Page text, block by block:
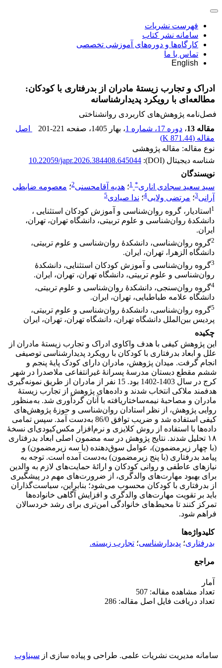
فهرست نشریات
سامانه نشر کتاب
کارگاه‌ها و دوره‌های آموزشی تخصصی
تماس با ما
English
ادراک و تجارب زیستۀ مادران از بدرفتاری با کودکان:
مطالعه‌ای با رویکرد پدیدارشناسانه
فصل‌نامه پژوهش‌های کاربردی روانشناختی
مقاله 13
، دوره 17، شماره 1 ، بهار 1405 ، صفحه 201-221
اصل
مقاله (871.44 K
)
نوع مقاله: مقاله پژوهشی
شناسه دیجیتال (DOI):
10.22059/japr.2026.384408.645044
نویسندگان
سید سعید سجادی اناری*
1؛ هدیه آقامحسنی2؛ معصومه ضابطی
آرانی3؛ مرتضی ولایی4؛ ندا صیادی5
1 استادیار، گروه روان‌شناسی و آموزش کودکان استثنایی ،
دانشکدۀ روان‌شناسی و علوم تربیتی، دانشگاه تهران، تهران،
ایران.‏
2گروه روان‌شناسی، دانشکدۀ روان‌شناسی و علوم تربیتی،
دانشگاه الزهرا، تهران، ایران.‏‎ ‎
3گروه روان‌شناسی و آموزش کودکان استثنایی، دانشکدۀ
روان‌شناسی و علوم تربیتی، دانشگاه تهران، تهران، ایران.‏
4گروه روان‌سنجی، دانشکدۀ روان‌شناسی و علوم تربیتی،
دانشگاه علامه طباطبایی، تهران، ایران.‏
5گروه روان‌شناسی، دانشکدۀ روان‌شناسی و علوم تربیتی،
پردیس بین‌الملل دانشگاه تهران، دانشگاه تهران، تهران، ایران
چکیده
این پژوهش کیفی با هدف واکاوی ادراک و تجارب زیستۀ مادران از
علل و ابعاد بدرفتاری با کودکان با رویکرد پدیدارشناسی توصیفی
انجام گرفت. میدان پژوهش، مادران دارای کودک پایۀ پنجم و
ششم مقطع دبستان مدرسۀ پسرانۀ غیرانتفاعی ملاصدرا در شهر
کرج در سال 1403-1402 بود. 15 نفر از مادران از طریق نمونه‌گیری
هدفمند ملاکی انتخاب شدند و داده‌های پژوهش از تجارب زیستۀ
مادران و مصاحبۀ نیمه‌ساختاریافته با آنان گردآوری شد. به‌منظور
روایی پژوهش، از نظر استادان روان‌شناسی و حوزۀ پژوهش‌های
کیفی استفاده شد و ضریب توافق 86/0 به‌دست آمد. سپس تمامی
داده‌ها با استفاده از روش کلایزی و نرم‌افزار مکس‌کیودی‌ای نسخۀ
۱۸ تحلیل شدند. نتایج پژوهش در سه مضمون اصلی ابعاد بدرفتاری
(با چهار زیرمضمون)، عوامل سوق‌دهنده (با سه زیرمضمون) و
پیامد بدرفتاری (با پنج زیرمضمون) به‌دست آمده است. توجه به
نیازهای عاطفی و روانی کودکان و ارائۀ حمایت‌های لازم به والدین
برای بهبود مهارت‌های والدگری، از ضرورت‌های مهم در پیشگیری
از بدرفتاری با کودکان محسوب می‌شود؛ بنابراین، سیاست‌گذاران
باید بر تقویت مهارت‌های والدگری و افزایش آگاهی خانواده‌ها
تمرکز کنند تا محیط‌های خانوادگی امن‌تری برای رشد خردسالان
فراهم شود.
کلیدواژه‌ها
بدرفتاری؛ پدیدارشناسی؛ تجارب زیسته.‏
مراجع
آمار
تعداد مشاهده مقاله: 507
تعداد دریافت فایل اصل مقاله: 286
سامانه مدیریت نشریات علمی. طراحی و پیاده سازی از سیناوب